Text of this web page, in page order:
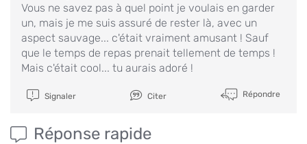
Vous ne savez pas à quel point je voulais en garder
un, mais je me suis assuré de rester là, avec un
aspect sauvage... c'était vraiment amusant ! Sauf
que le temps de repas prenait tellement de temps !
Mais c'était cool... tu aurais adoré !
Signaler Citer Répondre
Réponse rapide